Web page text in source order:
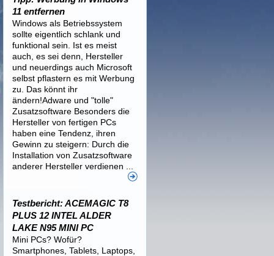
11 entfernen
Windows als Betriebssystem
sollte eigentlich schlank und
funktional sein. Ist es meist
auch, es sei denn, Hersteller
und neuerdings auch Microsoft
selbst pflastern es mit Werbung
zu. Das könnt ihr
ändern!Adware und "tolle"
Zusatzsoftware Besonders die
Hersteller von fertigen PCs
haben eine Tendenz, ihren
Gewinn zu steigern: Durch die
Installation von Zusatzsoftware
anderer Hersteller verdienen ...
Testbericht: ACEMAGIC T8
PLUS 12 INTEL ALDER
LAKE N95 MINI PC
Mini PCs? Wofür?
Smartphones, Tablets, Laptops,